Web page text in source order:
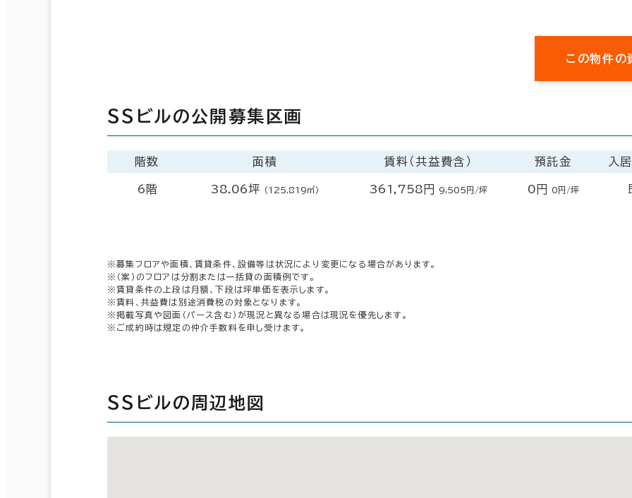
この物件の
ＳＳビルの公開募集区画
階数 面積 賃料（共益費含） 預託金 入
6階 38.06坪 （125.819㎡） 361,758円 9,505円/坪 0円 0円/坪
※募集フロアや面積、賃貸条件、設備等は状況により変更になる場合があります。
※（案）のフロアは分割または一括貸の面積例です。
※賃貸条件の上段は月額、下段は坪単価を表示します。
※賃料、共益費は別途消費税の対象となります。
※掲載写真や図面（パース含む）が現況と異なる場合は現況を優先します。
※ご成約時は規定の仲介手数料を申し受けます。
ＳＳビルの周辺地図